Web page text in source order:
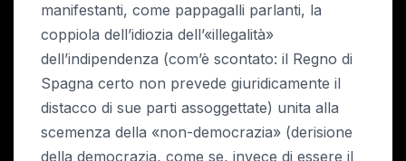
manifestanti, come pappagalli parlanti, la
coppiola dell’idiozia dell’«illegalità»
dell’indipendenza (com’è scontato: il Regno di
Spagna certo non prevede giuridicamente il
distacco di sue parti assoggettate) unita alla
scemenza della «non-democrazia» (derisione
della democrazia, come se, invece di essere il